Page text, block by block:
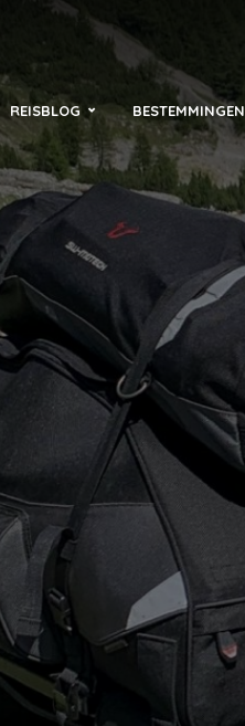
REISBLOG BESTEMMINGEN